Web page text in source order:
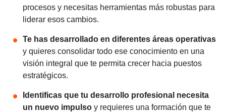
procesos y necesitas herramientas más robustas para
liderar esos cambios.
Te has desarrollado en diferentes áreas operativas
y quieres consolidar todo ese conocimiento en una
visión integral que te permita crecer hacia puestos
estratégicos.
Identificas que tu desarrollo profesional necesita
un nuevo impulso y requieres una formación que te